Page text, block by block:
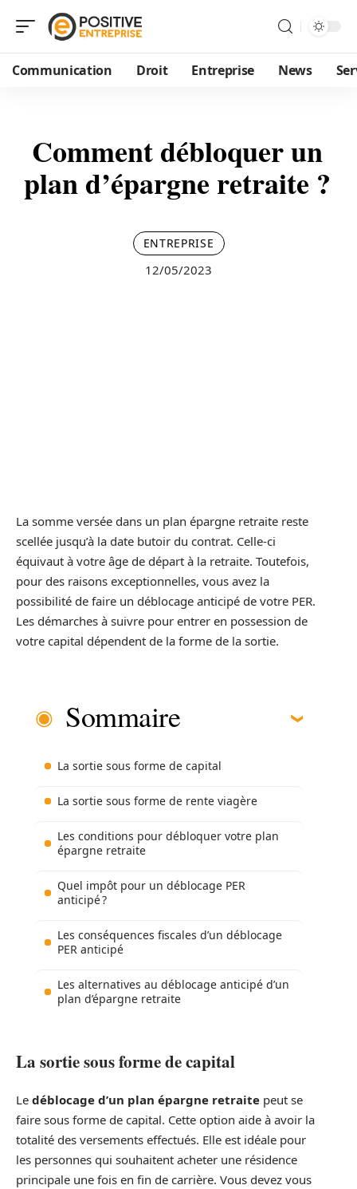
Communication Droit Entreprise News
Comment débloquer un
plan d’épargne retraite ?
ENTREPRISE
12/05/2023
La somme versée dans un plan épargne retraite reste
scellée jusqu’à la date butoir du contrat. Celle-ci
équivaut à votre âge de départ à la retraite. Toutefois,
pour des raisons exceptionnelles, vous avez la
possibilité de faire un déblocage anticipé de votre PER.
Les démarches à suivre pour entrer en possession de
votre capital dépendent de la forme de la sortie.
Sommaire
La sortie sous forme de capital
La sortie sous forme de rente viagère
Les conditions pour débloquer votre plan
épargne retraite
Quel impôt pour un déblocage PER
anticipé ?
Les conséquences fiscales d’un déblocage
PER anticipé
Les alternatives au déblocage anticipé d’un
plan d’épargne retraite
La sortie sous forme de capital
Le déblocage d’un plan épargne retraite peut se
faire sous forme de capital. Cette option aide à avoir la
totalité des versements effectués. Elle est idéale pour
les personnes qui souhaitent acheter une résidence
principale une fois en fin de carrière. Vous devez vous